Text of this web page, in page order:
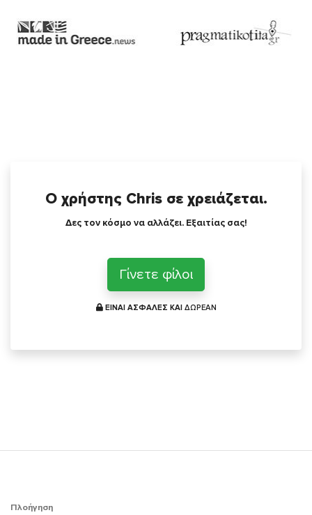
Ο χρήστης Chris σε χρειάζεται.
Δες τον κόσμο να αλλάζει. Εξαιτίας σας!
Γίνετε φίλοι
ΕΙΝΑΙ ΑΣΦΑΛΕΣ ΚΑΙ ΔΩΡΕΑΝ
Πλοήγηση